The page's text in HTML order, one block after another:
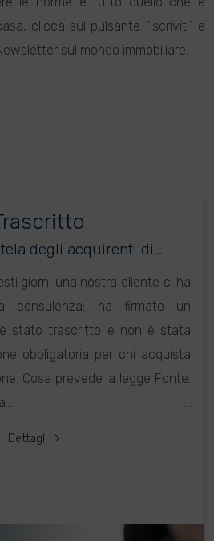
clicca sul pulsante "Iscriviti" e
sul mondo immobiliare.
degli acquirenti di
giorni una nostra cliente ci ha
consulenza: ha firmato un
è stato trascritto e non è stata
obbligatoria per chi acquista
Cosa prevede la legge Fonte:
Dettagli